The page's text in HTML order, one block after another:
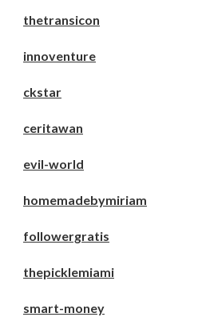
thetransicon
innoventure
ckstar
ceritawan
evil-world
homemadebymiriam
followergratis
thepicklemiami
smart-money